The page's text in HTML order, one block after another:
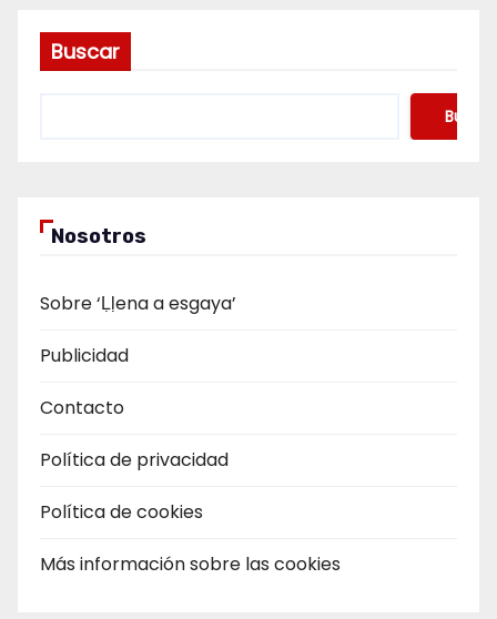
Buscar
Buscar
Nosotros
Sobre ‘Ḷḷena a esgaya’
Publicidad
Contacto
Política de privacidad
Política de cookies
Más información sobre las cookies